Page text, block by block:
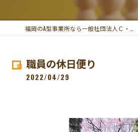
職員の休日便り
2022/04/29